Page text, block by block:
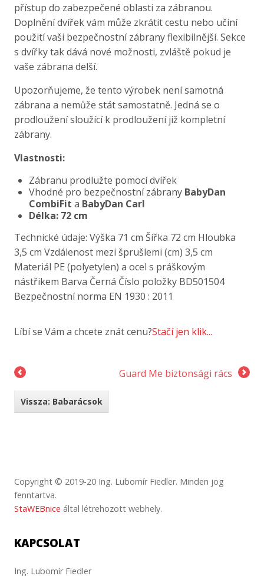
přístup do zabezpečené oblasti za zábranou.
Doplnění dvířek vám může zkrátit cestu nebo učiní
použití vaši bezpečnostní zábrany flexibilnější. Sekce
s dvířky tak dává nové možnosti, zvláště pokud je
vaše zábrana delší.
Upozorňujeme, že tento výrobek není samotná
zábrana a nemůže stát samostatně. Jedná se o
prodloužení sloužící k prodloužení již kompletní
zábrany.
Vlastnosti:
Zábranu prodlužte pomocí dvířek
Vhodné pro bezpečnostní zábrany BabyDan
CombiFit a BabyDan Carl
Délka: 72 cm
Technické údaje: Výška 71 cm Šířka 72 cm Hloubka
3,5 cm Vzdálenost mezi šprušlemi (cm) 3,5 cm
Materiál PE (polyetylen) a ocel s práškovým
nástřikem Barva Černá Číslo položky BD501504
Bezpečnostní norma EN 1930 : 2011
Líbí se Vám a chcete znát cenu?Stačí jen klik...
Guard Me biztonsági rács
Vissza: Babarácsok
Copyright © 2019-20 Ing. Lubomír Fiedler. Minden jog
fenntartva.
StaWEBnice által létrehozott webhely.
KAPCSOLAT
Ing. Lubomír Fiedler